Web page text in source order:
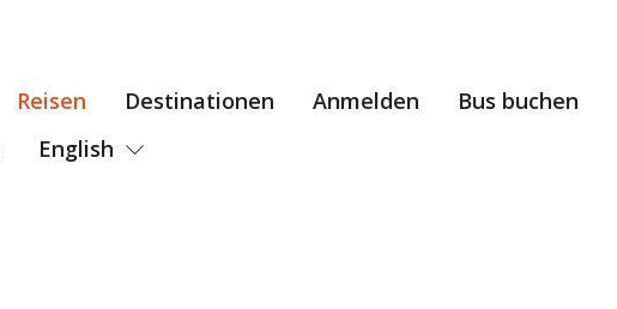
Reisen Destinationen Anmelden Bus buchen
English